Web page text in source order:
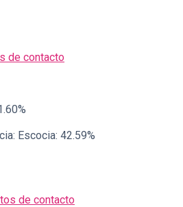
de contacto
Escocia: 42.59%
de contacto